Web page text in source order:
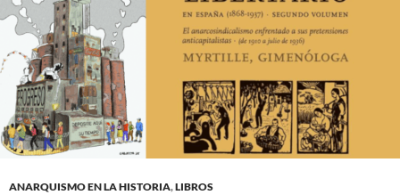
ANARQUISMO EN LA HISTORIA,LIBROS